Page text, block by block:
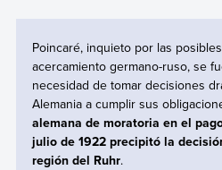
Poincaré, inquieto por las
acercamiento germano-ruso, se
necesidad de tomar decisiones
Alemania a cumplir sus
alemana de moratoria en el
julio de 1922 precipitó la
región del Ruhr.